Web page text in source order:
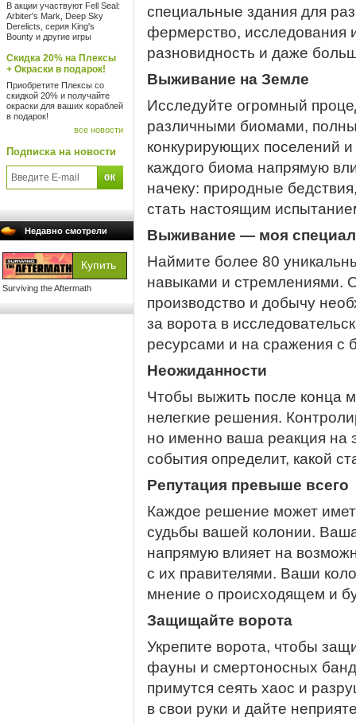
В акции участвуют Fell Seal:
Arbiter's Mark, Deep Sky
Derelicts, серия King's
Bounty и другие игры
Скидка 20% на Плексы
+ Окраски в подарок!
Приобретите Плексы со
скидкой 20% и получайте
окраски для ваших кораблей
в подарок!
все новости
Подписка на новости
Недавно смотрели
Surviving the Aftermath
специальные здания для
фермерство, исследования
разновидность и даже
Выживание на Земле
Исследуйте огромный
различными биомами,
конкурирующих поселений
каждого биома напрямую
начеку: природные
стать настоящим
Выживание — моя
Наймите более 80
навыками и стремлениями.
производство и добычу
за ворота в
ресурсами и на сражения с
Неожиданности
Чтобы выжить после конца
нелегкие решения.
но именно ваша реакция на
события определит, какой
Репутация превыше всего
Каждое решение может
судьбы вашей колонии.
напрямую влияет на
с их правителями. Ваши
мнение о происходящем и
Защищайте ворота
Укрепите ворота, чтобы
фауны и смертоносных
примутся сеять хаос и
в свои руки и дайте